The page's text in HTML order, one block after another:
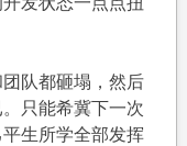
队都砸塌，然后
只能希冀下一次
生所学全部发挥